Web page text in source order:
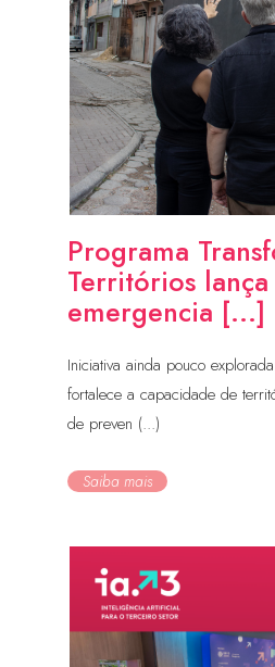
Programa
Territórios
emergencia [...]
Iniciativa ainda pouco
fortalece a capacidade de
de preven (...)
Saiba mais